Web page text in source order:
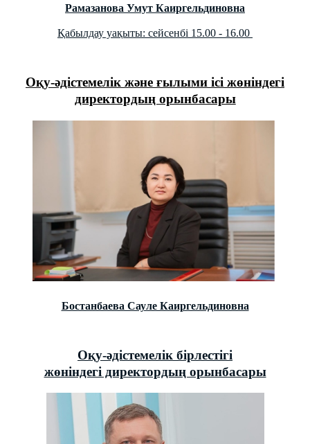
Рамазанова Умут Каиргельдиновна
Қабылдау уақыты: сейсенбі 15.00 - 16.00
Оқу-әдістемелік және ғылыми ісі жөніндегі
директордың орынбасары
Бостанбаева Сауле Каиргельдиновна
Оқу-әдістемелік бірлестігі
жөніндегі директордың орынбасары